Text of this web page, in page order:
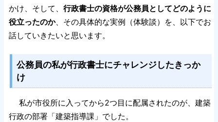
かけ、そして、 行政書士の資格が公務員としてどのように
役立ったのか、その具体的な実例（体験談）を、以下でお
話していきたいと思います。
公務員の私が行政書士にチャレンジしたきっか
け
私が市役所に入ってから2つ目に配属されたのが、建築
行政の部署「建築指導課」でした。